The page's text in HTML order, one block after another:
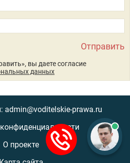
вы даете согласие
данных
admin@voditelskie-prawa.ru
О проекте